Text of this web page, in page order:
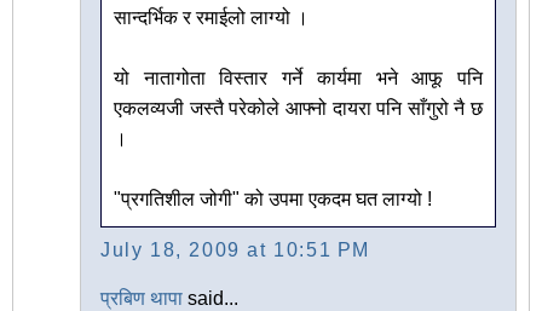
सान्दर्भिक र रमाईलो लाग्यो ।
यो नातागोता विस्तार गर्ने कार्यमा भने आफू पनि
एकलव्यजी जस्तै परेकोले आफ्नो दायरा पनि साँगुरो नै छ
।
"प्रगतिशील जोगी" को उपमा एकदम घत लाग्यो !
July 18, 2009 at 10:51 PM
प्रबिण थापा said...